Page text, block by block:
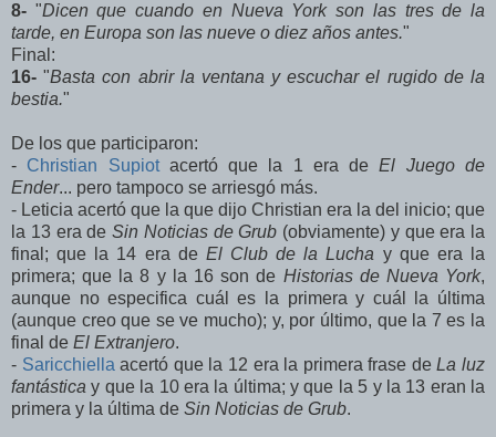
8- "Dicen que cuando en Nueva York son las tres de la
tarde, en Europa son las nueve o diez años antes."
Final:
16-"Basta con abrir la ventana y escuchar el rugido de la
bestia."
De los que participaron:
- Christian Supiotacertó que la 1 era deEl Juego de
Ender... pero tampoco se arriesgó más.
- Leticia acertó que la que dijo Christian era la del inicio; que
la 13 era de Sin Noticias de Grub (obviamente) y que era la
final; que la 14 era de El Club de la Lucha y que era la
primera; que la 8 y la 16 son de Historias de Nueva York,
aunque no especifica cuál es la primera y cuál la última
(aunque creo que se ve mucho); y, por último, que la 7 es la
final de El Extranjero.
- Saricchiella acertó que la 12 era la primera frase deLa luz
fantástica y que la 10 era la última; y que la 5 y la 13 eran la
primera y la última de Sin Noticias de Grub.